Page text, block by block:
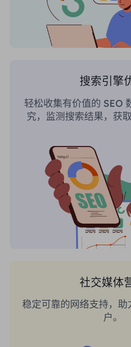
搜索引擎
轻松收集有价值的 SEO
究，监测搜索结果，获
社交媒体
稳定可靠的网络支持，助
户。